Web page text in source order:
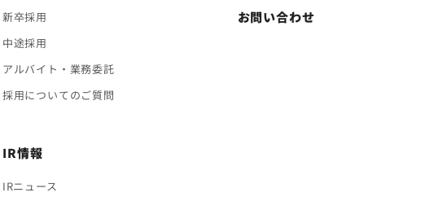
新卒採用
中途採用
アルバイト・業務委託
採用についてのご質問
IR情報
IRニュース
お問い合わせ